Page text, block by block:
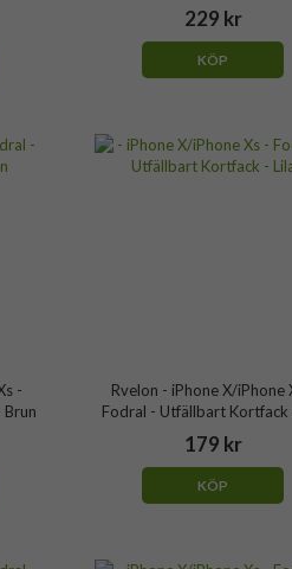
229 kr
KÖP
-
Rvelon - iPhone X/iPhone
Fodral - Utfällbart Kortfack
179 kr
KÖP